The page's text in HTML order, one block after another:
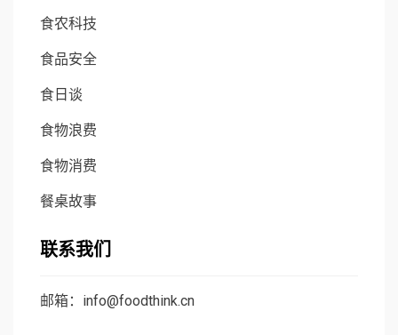
食农科技
食品安全
食日谈
食物浪费
食物消费
餐桌故事
联系我们
邮箱：info@foodthink.cn